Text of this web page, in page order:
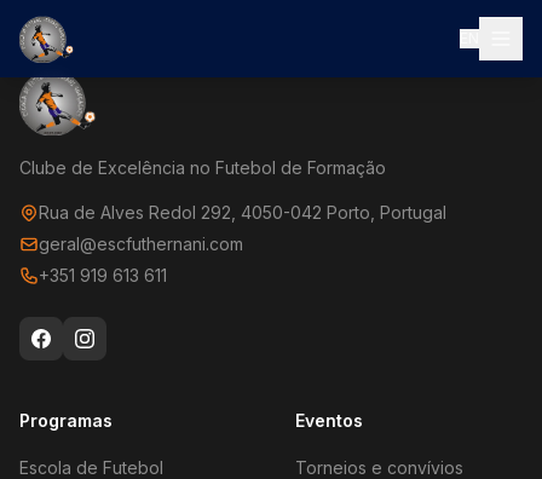
Clube de Excelência no Futebol de Formação
Rua de Alves Redol 292, 4050-042 Porto, Portugal
geral@escfuthernani.com
+351 919 613 611
Programas
Escola de Futebol
Eventos
Torneios e convívios